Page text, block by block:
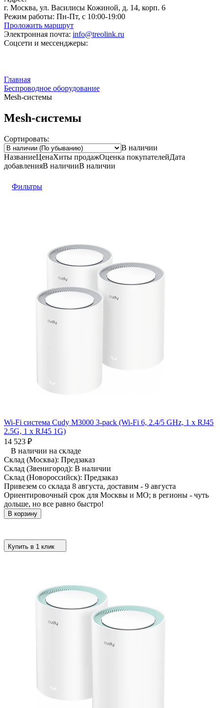
г. Москва, ул. Василисы Кожиной, д. 14, корп. 6
Режим работы: Пн-Пт, с 10:00-19:00
Проложить маршрут
Электронная почта: info@treolink.ru
Соцсети и мессенджеры:
Главная
Беспроводное оборудование
Mesh-системы
Mesh-системы
Сортировать:
В наличии
НазваниеЦенаХиты продажОценка покупателейДата
добавленияВ наличииВ наличии
Фильтры
Wi-Fi система Cudy M3000 3-pack (Wi-Fi 6, 2.4/5 GHz, 1 x RJ45
2.5G, 1 x RJ45 1G)
14 523 ₽
В наличии на складе
Склад (Москва): Предзаказ
Склад (Звенигород): В наличии
Склад (Новороссийск): Предзаказ
Привезем со склада 8 августа, доставим - 9 августа
Ориентировочный срок для Москвы и МО; в регионы - чуть
дольше, но все равно быстро!
В корзину
Купить в 1 клик